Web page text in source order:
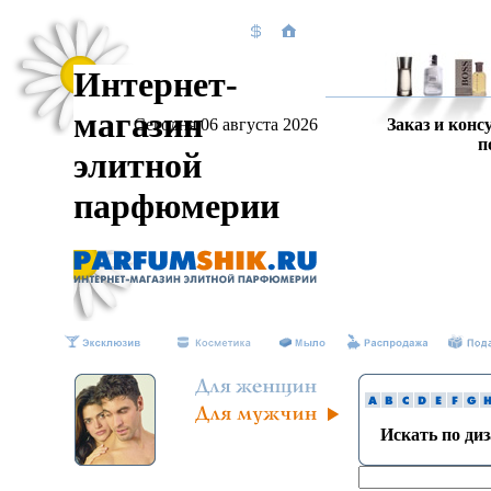
Интернет-
магазин
элитной
парфюмерии
Сегодня 06 августа 2026
Заказ и
Искать по